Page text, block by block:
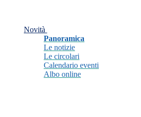
Novità
Panoramica
Le notizie
Le circolari
Calendario eventi
Albo online